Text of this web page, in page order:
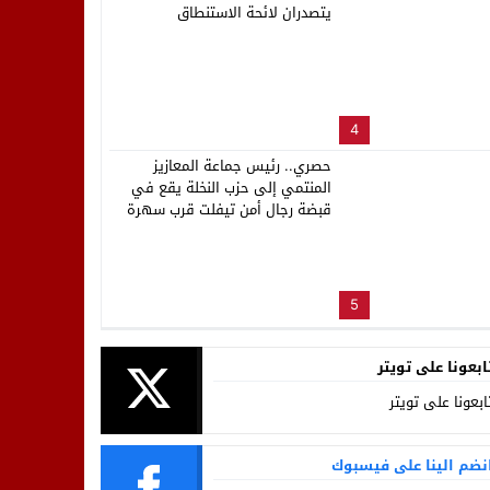
4
يتصدران لائحة الاستنطاق
5
حصري.. رئيس جماعة المعازيز
المنتمي إلى حزب النخلة يقع في
قبضة رجال أمن تيفلت قرب سهرة
على تويتر
على تويتر
الينا على فيسبوك